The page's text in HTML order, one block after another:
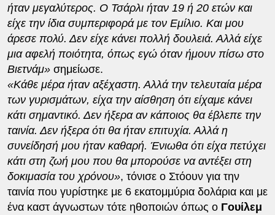
ήταν μεγαλύτερος. Ο Τσάρλι ήταν 19 ή 20 ετών και
είχε την ίδια συμπεριφορά με τον Εμίλιο. Και μου
άρεσε πολύ. Δεν είχε κάνει πολλή δουλειά. Αλλά είχε
μια αφελή ποιότητα, όπως εγώ όταν ήμουν πίσω στο
Βιετνάμ»σημείωσε.
«Κάθε μέρα ήταν αξέχαστη. Αλλά την τελευταία μέρα
των γυρισμάτων, είχα την αίσθηση ότι είχαμε κάνει
κάτι σημαντικό. Δεν ήξερα αν κάποιος θα έβλεπε την
ταινία. Δεν ήξερα ότι θα ήταν επιτυχία. Αλλά η
συνείδησή μου ήταν καθαρή. Ένιωθα ότι είχα πετύχει
κάτι στη ζωή μου που θα μπορούσε να αντέξει στη
δοκιμασία του χρόνου», τόνισε ο Στόουν για την
ταινία που γυρίστηκε με 6 εκατομμύρια δολάρια και με
ένα καστ άγνωστων τότε ηθοποιών όπως ο Γουίλεμ